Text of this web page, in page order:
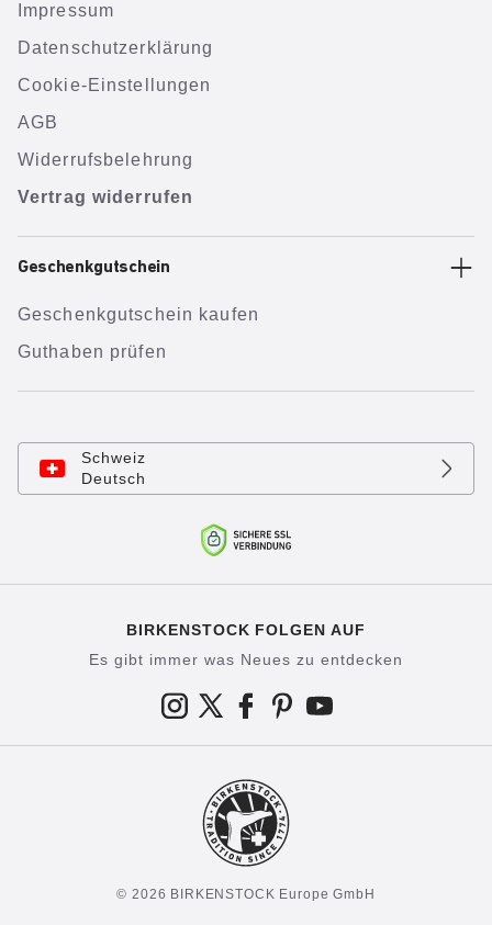
Impressum
Datenschutzerklärung
Cookie-Einstellungen
AGB
Widerrufsbelehrung
Vertrag widerrufen
Geschenkgutschein
Geschenkgutschein kaufen
Guthaben prüfen
Schweiz
Deutsch
BIRKENSTOCK FOLGEN AUF
Es gibt immer was Neues zu entdecken
© 2026 BIRKENSTOCK Europe GmbH